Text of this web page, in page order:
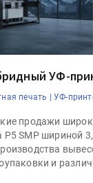
УФ-
печать | УФ-
продажи
P5 SMP шириной
и